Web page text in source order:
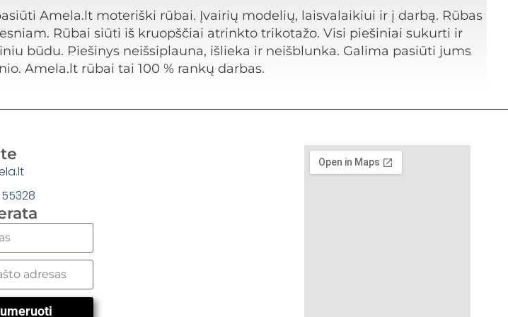
Amela.lt moteriški rūbai. Įvairių modelių, laisvalaikiui ir į darbą. Rūbas
Rūbai siūti iš kruopščiai atrinkto trikotažo. Visi piešiniai sukurti ir
būdu. Piešinys neišsiplauna, išlieka ir neišblunka. Galima pasiūti jums
Amela.lt rūbai tai 100 % rankų darbas.